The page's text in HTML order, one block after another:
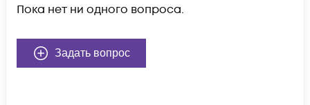
Пока нет ни одного вопроса.
Задать вопрос